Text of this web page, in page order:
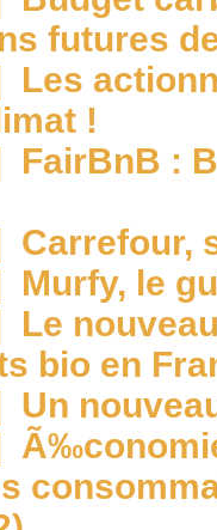
futures
Les
!
FairBnB :
Carrefour,
Murfy, le
Le
bio en
Un